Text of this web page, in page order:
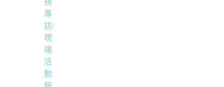
視
專
訪/
現
場
活
動